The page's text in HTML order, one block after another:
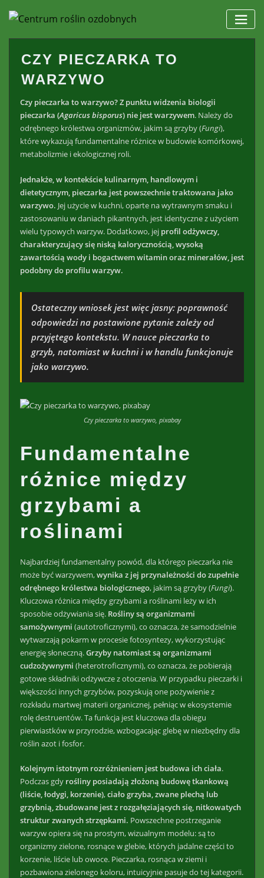
CZY PIECZARKA TO
WARZYWO
Czy pieczarka to warzywo? Z punktu widzenia biologii
pieczarka (Agaricus bisporus) nie jest warzywem. Należy do
odrębnego królestwa organizmów, jakim są grzyby (Fungi),
które wykazują fundamentalne różnice w budowie komórkowej,
metabolizmie i ekologicznej roli.
Jednakże, w kontekście kulinarnym, handlowym i
dietetycznym, pieczarka jest powszechnie traktowana jako
warzywo. Jej użycie w kuchni, oparte na wytrawnym smaku i
zastosowaniu w daniach pikantnych, jest identyczne z użyciem
wielu typowych warzyw. Dodatkowo, jej profil odżywczy,
charakteryzujący się niską kalorycznością, wysoką
zawartością wody i bogactwem witamin oraz minerałów, jest
podobny do profilu warzyw.
Ostateczny wniosek jest więc jasny: poprawność
odpowiedzi na postawione pytanie zależy od
przyjętego kontekstu. W nauce pieczarka to
grzyb, natomiast w kuchni i w handlu funkcjonuje
jako warzywo.
Czy pieczarka to warzywo, pixabay
Fundamentalne
różnice między
grzybami a
roślinami
Najbardziej fundamentalny powód, dla którego pieczarka nie
może być warzywem,wynika z jej przynależności do zupełnie
odrębnego królestwa biologicznego, jakim są grzyby (Fungi).
Kluczowa różnica między grzybami a roślinami leży w ich
sposobie odżywiania się. Rośliny są organizmami
samożywnymi (autotroficznymi), co oznacza, że samodzielnie
wytwarzają pokarm w procesie fotosyntezy, wykorzystując
energię słoneczną.Grzyby natomiast są organizmami
cudzożywnymi (heterotroficznymi), co oznacza, że pobierają
gotowe składniki odżywcze z otoczenia. W przypadku pieczarki i
większości innych grzybów, pozyskują one pożywienie z
rozkładu martwej materii organicznej, pełniąc w ekosystemie
rolę destruentów. Ta funkcja jest kluczowa dla obiegu
pierwiastków w przyrodzie, wzbogacając glebę w niezbędny dla
roślin azot i fosfor.
Kolejnym istotnym rozróżnieniem jest budowa ich ciała.
Podczas gdy rośliny posiadają złożoną budowę tkankową
(liście, łodygi, korzenie),ciało grzyba, zwane plechą lub
grzybnią, zbudowane jest z rozgałęziających się, nitkowatych
struktur zwanych strzępkami. Powszechne postrzeganie
warzyw opiera się na prostym, wizualnym modelu: są to
organizmy zielone, rosnące w glebie, których jadalne części to
korzenie, liście lub owoce. Pieczarka, rosnąca w ziemi i
pozbawiona zielonego koloru, intuicyjnie pasuje do tej kategorii.